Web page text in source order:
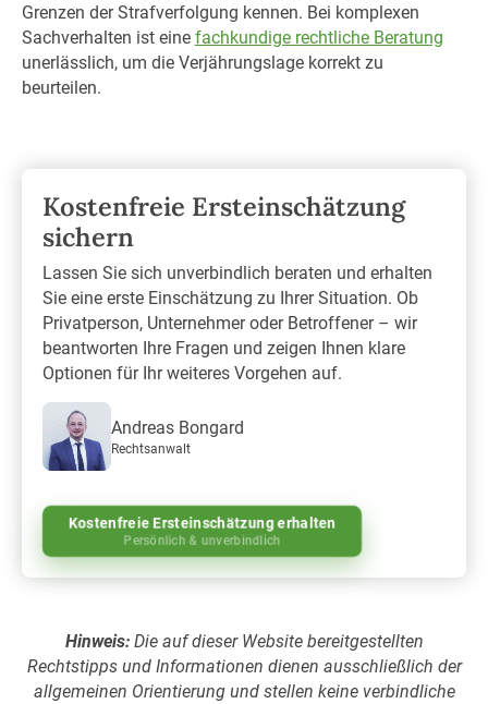
Grenzen der Strafverfolgung kennen. Bei komplexen
Sachverhalten ist eine fachkundige rechtliche Beratung
unerlässlich, um die Verjährungslage korrekt zu
beurteilen.
Kostenfreie Ersteinschätzung
sichern
Lassen Sie sich unverbindlich beraten und erhalten
Sie eine erste Einschätzung zu Ihrer Situation. Ob
Privatperson, Unternehmer oder Betroffener – wir
beantworten Ihre Fragen und zeigen Ihnen klare
Optionen für Ihr weiteres Vorgehen auf.
Andreas Bongard
Rechtsanwalt
Kostenfreie Ersteinschätzung erhalten
Persönlich & unverbindlich
Hinweis:Die auf dieser Website bereitgestellten
Rechtstipps und Informationen dienen ausschließlich der
allgemeinen Orientierung und stellen keine verbindliche